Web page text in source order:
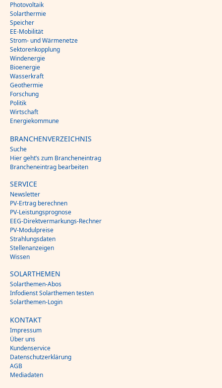
Photovoltaik
Solarthermie
Speicher
EE-Mobilität
Strom- und Wärmenetze
Sektorenkopplung
Windenergie
Bioenergie
Wasserkraft
Geothermie
Forschung
Politik
Wirtschaft
Energiekommune
BRANCHENVERZEICHNIS
Suche
Hier geht’s zum Brancheneintrag
Brancheneintrag bearbeiten
SERVICE
Newsletter
PV-Ertrag berechnen
PV-Leistungsprognose
EEG-Direktvermarkungs-Rechner
PV-Modulpreise
Strahlungsdaten
Stellenanzeigen
Wissen
SOLARTHEMEN
Solarthemen-Abos
Infodienst Solarthemen testen
Solarthemen-Login
KONTAKT
Impressum
Über uns
Kundenservice
Datenschutzerklärung
AGB
Mediadaten